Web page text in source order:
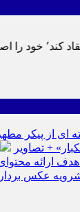
ای از پیکر
محتوای
بشرویه عکس